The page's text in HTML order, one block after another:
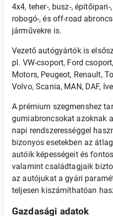
4x4, teher-, busz-,
robogó-, és off-road
járművekre is.
Vezető autógyártók is
pl. VW-csoport, Ford
Motors, Peugeot, Renault,
Volvo, Scania, MAN, DAF,
A prémium szegmenshez
gumiabroncsokat azoknak
napi rendszerességgel
bizonyos esetekben az
autóik képességeit és
valamint családtagjaik
az autójukat a gyári
teljesen kiszámíthatóan
Gazdasági adatok